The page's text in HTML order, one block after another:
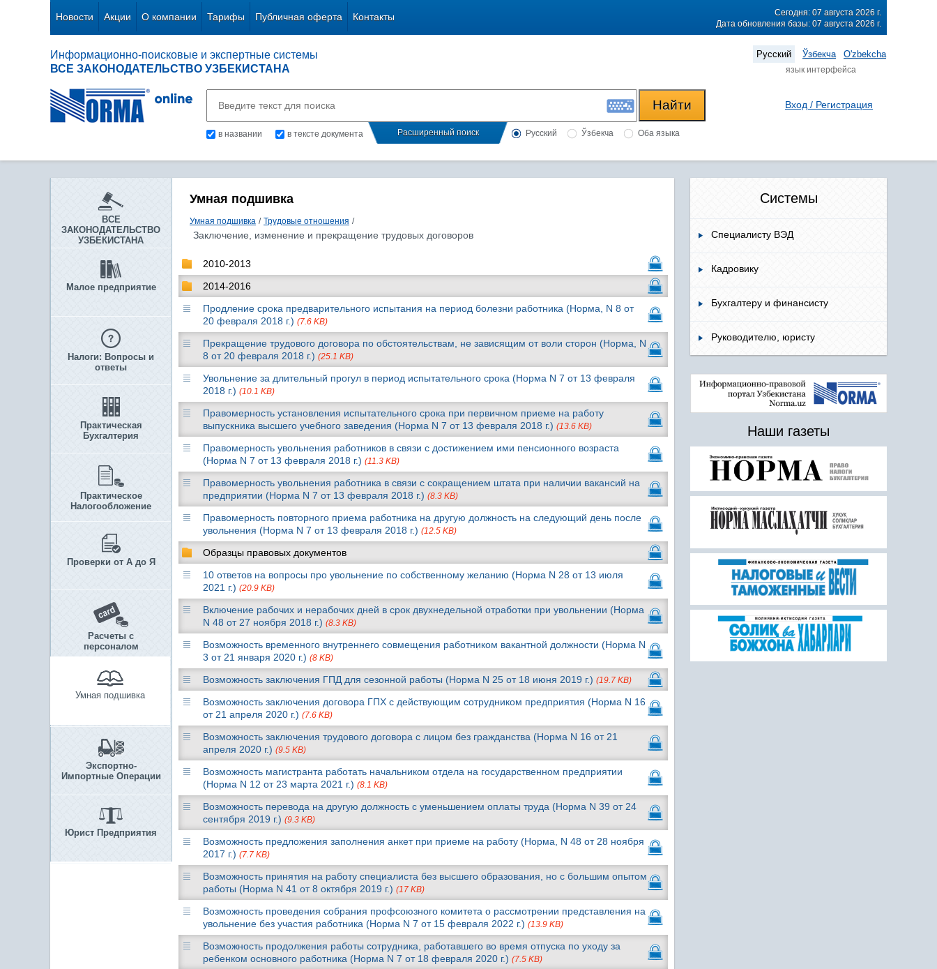
Новости Акции О компании Тарифы Публичная оферта Контакты
Сегодня: 07 августа 2026 г.
Дата обновления базы: 07 августа 2026 г.
Информационно-поисковые и экспертные системы
ВСЕ ЗАКОНОДАТЕЛЬСТВО УЗБЕКИСТАНА
Русский Ўзбекча O'zbekcha
язык интерфейса
в названии в тексте документа Расширенный поиск Русский Ўзбекча Оба языка
Вход / Регистрация
ВСЕ
ЗАКОНОДАТЕЛЬСТВО
УЗБЕКИСТАНА
Малое предприятие
Налоги: Вопросы и
ответы
Практическая
Бухгалтерия
Практическое
Налогообложение
Проверки от А до Я
Расчеты с
персоналом
Умная подшивка
Экспортно-
Импортные Операции
Юрист Предприятия
Умная подшивка
Умная подшивка / Трудовые отношения /
Заключение, изменение и прекращение трудовых договоров
2010-2013
2014-2016
Продление срока предварительного испытания на период болезни работника (Норма, N 8 от
20 февраля 2018 г.) (7.6 KB)
Прекращение трудового договора по обстоятельствам, не зависящим от воли сторон (Норма, N
8 от 20 февраля 2018 г.) (25.1 KB)
Увольнение за длительный прогул в период испытательного срока (Норма N 7 от 13 февраля
2018 г.) (10.1 KB)
Правомерность установления испытательного срока при первичном приеме на работу
выпускника высшего учебного заведения (Норма N 7 от 13 февраля 2018 г.) (13.6 KB)
Правомерность увольнения работников в связи с достижением ими пенсионного возраста
(Норма N 7 от 13 февраля 2018 г.) (11.3 KB)
Правомерность увольнения работника в связи с сокращением штата при наличии вакансий на
предприятии (Норма N 7 от 13 февраля 2018 г.) (8.3 KB)
Правомерность повторного приема работника на другую должность на следующий день после
увольнения (Норма N 7 от 13 февраля 2018 г.) (12.5 KB)
Образцы правовых документов
10 ответов на вопросы про увольнение по собственному желанию (Норма N 28 от 13 июля
2021 г.) (20.9 KB)
Включение рабочих и нерабочих дней в срок двухнедельной отработки при увольнении (Норма
N 48 от 27 ноября 2018 г.) (8.3 KB)
Возможность временного внутреннего совмещения работником вакантной должности (Норма N
3 от 21 января 2020 г.) (8 KB)
Возможность заключения ГПД для сезонной работы (Норма N 25 от 18 июня 2019 г.) (19.7 KB)
Возможность заключения договора ГПХ с действующим сотрудником предприятия (Норма N 16
от 21 апреля 2020 г.) (7.6 KB)
Возможность заключения трудового договора с лицом без гражданства (Норма N 16 от 21
апреля 2020 г.) (9.5 KB)
Возможность магистранта работать начальником отдела на государственном предприятии
(Норма N 12 от 23 марта 2021 г.) (8.1 KB)
Возможность перевода на другую должность с уменьшением оплаты труда (Норма N 39 от 24
сентября 2019 г.) (9.3 KB)
Возможность предложения заполнения анкет при приеме на работу (Норма, N 48 от 28 ноября
2017 г.) (7.7 KB)
Возможность принятия на работу специалиста без высшего образования, но с большим опытом
работы (Норма N 41 от 8 октября 2019 г.) (17 KB)
Возможность проведения собрания профсоюзного комитета о рассмотрении представления на
увольнение без участия работника (Норма N 7 от 15 февраля 2022 г.) (13.9 KB)
Возможность продолжения работы сотрудника, работавшего во время отпуска по уходу за
ребенком основного работника (Норма N 7 от 18 февраля 2020 г.) (7.5 KB)
Системы
Специалисту ВЭД
Кадровику
Бухгалтеру и финансисту
Руководителю, юристу
Наши газеты